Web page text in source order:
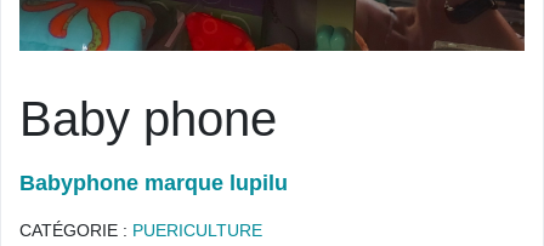
Baby phone
Babyphone marque lupilu
CATÉGORIE : PUERICULTURE